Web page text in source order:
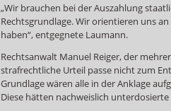
„Wir brauchen bei der Auszahlung
Rechtsgrundlage. Wir orientieren uns
haben“, entgegnete Laumann.
Rechtsanwalt Manuel Reiger, der
strafrechtliche Urteil passe nicht zum
Grundlage wären alle in der Anklage
Diese hätten nachweislich